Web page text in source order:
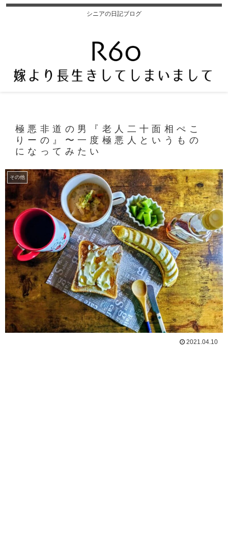
シニアの日記ブログ
極悪非道の男『老人二十面相ぺこ
りーの』〜一度極悪人というもの
になってみたい
その他
2021.04.10